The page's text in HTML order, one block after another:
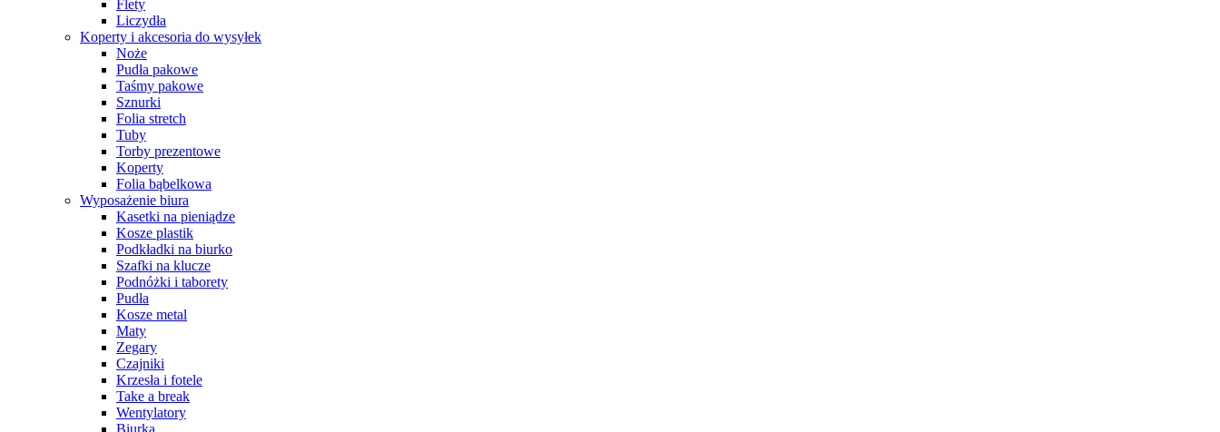
Flety
Liczydła
Koperty i akcesoria do wysyłek
Noże
Pudła pakowe
Taśmy pakowe
Sznurki
Folia stretch
Tuby
Torby prezentowe
Koperty
Folia bąbelkowa
Wyposażenie biura
Kasetki na pieniądze
Kosze plastik
Podkładki na biurko
Szafki na klucze
Podnóżki i taborety
Pudła
Kosze metal
Maty
Zegary
Czajniki
Krzesła i fotele
Take a break
Wentylatory
Biurka